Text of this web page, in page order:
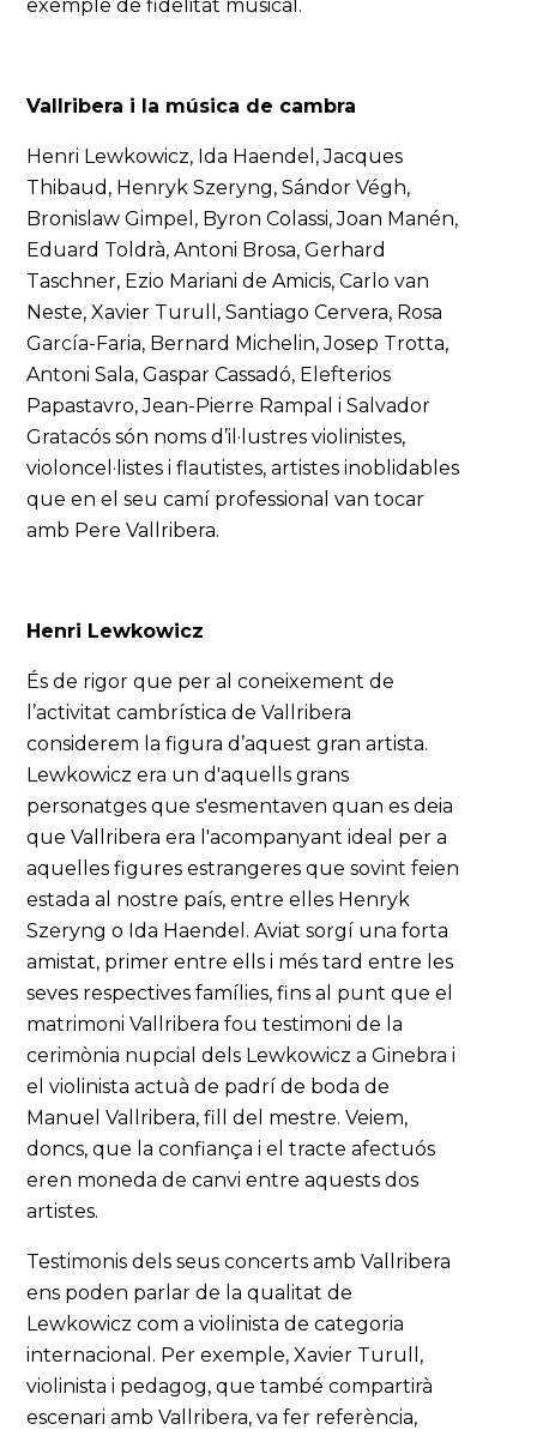
exemple de fidelitat musical.
Vallribera i la música de cambra
Henri Lewkowicz, Ida Haendel, Jacques
Thibaud, Henryk Szeryng, Sándor Végh,
Bronislaw Gimpel, Byron Colassi, Joan Manén,
Eduard Toldrà, Antoni Brosa, Gerhard
Taschner, Ezio Mariani de Amicis, Carlo van
Neste, Xavier Turull, Santiago Cervera, Rosa
García-Faria, Bernard Michelin, Josep Trotta,
Antoni Sala, Gaspar Cassadó, Elefterios
Papastavro, Jean-Pierre Rampal i Salvador
Gratacós són noms d’il·lustres violinistes,
violoncel·listes i flautistes, artistes inoblidables
que en el seu camí professional van tocar
amb Pere Vallribera.
Henri Lewkowicz
És de rigor que per al coneixement de
l’activitat cambrística de Vallribera
considerem la figura d’aquest gran artista.
Lewkowicz era un d'aquells grans
personatges que s'esmentaven quan es deia
que Vallribera era l'acompanyant ideal per a
aquelles figures estrangeres que sovint feien
estada al nostre país, entre elles Henryk
Szeryng o Ida Haendel. Aviat sorgí una forta
amistat, primer entre ells i més tard entre les
seves respectives famílies, fins al punt que el
matrimoni Vallribera fou testimoni de la
cerimònia nupcial dels Lewkowicz a Ginebra i
el violinista actuà de padrí de boda de
Manuel Vallribera, fill del mestre. Veiem,
doncs, que la confiança i el tracte afectuós
eren moneda de canvi entre aquests dos
artistes.
Testimonis dels seus concerts amb Vallribera
ens poden parlar de la qualitat de
Lewkowicz com a violinista de categoria
internacional. Per exemple, Xavier Turull,
violinista i pedagog, que també compartirà
escenari amb Vallribera, va fer referència,